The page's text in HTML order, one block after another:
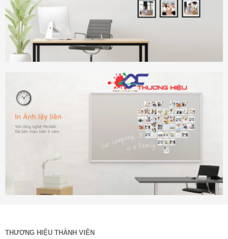
THƯƠNG HIỆU THÀNH VIÊN